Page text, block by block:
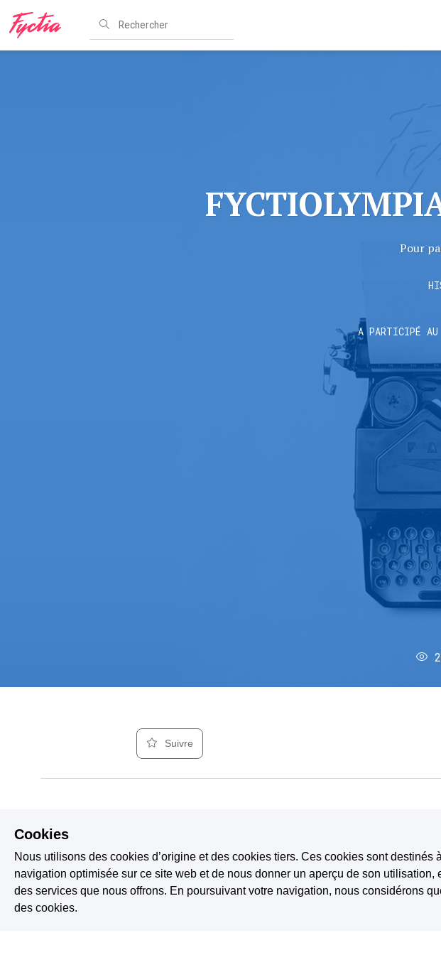
Pour
A PARTICIPÉ AU
Suivre
02 #5 Aurore sombre, voile
Cookies
Nous utilisons des cookies d’origine et des cookies tiers. Ces cookies sont destinés
navigation optimisée sur ce site web et de nous donner un aperçu de son utilisation,
des services que nous offrons. En poursuivant votre navigation, nous considérons
des cookies.